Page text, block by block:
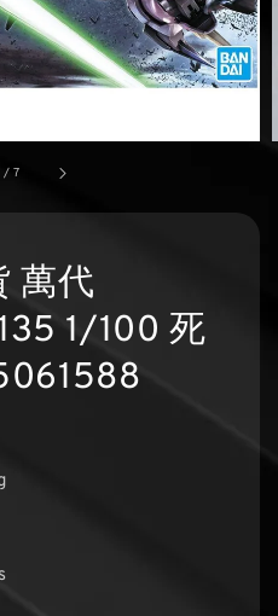
/7
萬代
1/100 死